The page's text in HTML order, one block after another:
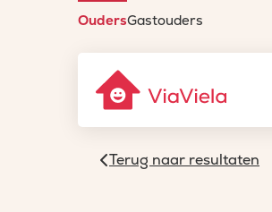
OudersGastouders
Terug naar resultaten